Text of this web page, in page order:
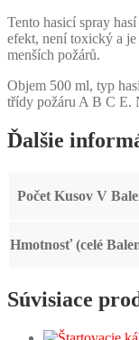
Tento hasicí spray
efekt, není toxický a
menších požárů.
Objem 500 ml, typ
třídy požáru A B C E.
Ďalšie
Počet Kusov V
Hmotnosť (celé
Súvisiace